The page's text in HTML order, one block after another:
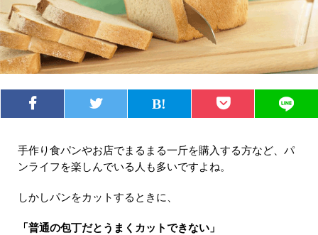
手作り食パンやお店でまるまる一斤を購入する方など、パ
ンライフを楽しんでいる人も多いですよね。
しかしパンをカットするときに、
「普通の包丁だとうまくカットできない」